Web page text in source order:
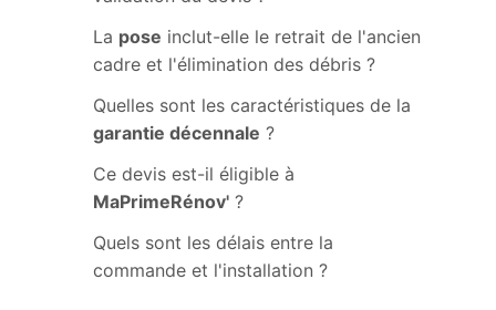
La pose inclut-elle le retrait de l'ancien
cadre et l'élimination des débris ?
Quelles sont les caractéristiques de la
garantie décennale ?
Ce devis est-il éligible à
MaPrimeRénov' ?
Quels sont les délais entre la
commande et l'installation ?